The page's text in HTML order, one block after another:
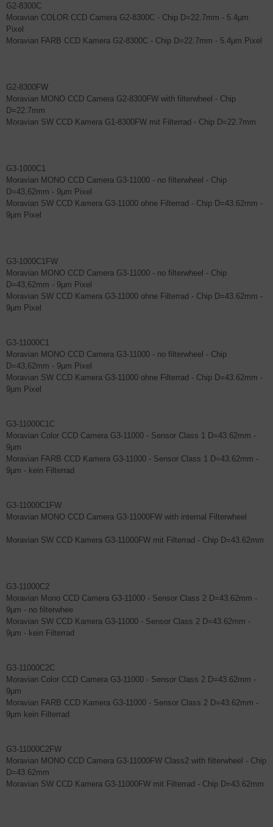
G2-8300C
Moravian COLOR CCD Camera G2-8300C - Chip D=22.7mm - 5.4µm
Pixel
Moravian FARB CCD Kamera G2-8300C - Chip D=22.7mm - 5.4µm Pixel
G2-8300FW
Moravian MONO CCD Camera G2-8300FW with filterwheel - Chip
D=22.7mm
Moravian SW CCD Kamera G1-8300FW mit Filterrad - Chip D=22.7mm
G3-1000C1
Moravian MONO CCD Camera G3-11000 - no filterwheel - Chip
D=43,62mm - 9µm Pixel
Moravian SW CCD Kamera G3-11000 ohne Filterrad - Chip D=43.62mm -
9µm Pixel
G3-1000C1FW
Moravian MONO CCD Camera G3-11000 - no filterwheel - Chip
D=43,62mm - 9µm Pixel
Moravian SW CCD Kamera G3-11000 ohne Filterrad - Chip D=43.62mm -
9µm Pixel
G3-11000C1
Moravian MONO CCD Camera G3-11000 - no filterwheel - Chip
D=43,62mm - 9µm Pixel
Moravian SW CCD Kamera G3-11000 ohne Filterrad - Chip D=43.62mm -
9µm Pixel
G3-11000C1C
Moravian Color CCD Camera G3-11000 - Sensor Class 1 D=43.62mm -
9µm
Moravian FARB CCD Kamera G3-11000 - Sensor Class 1 D=43.62mm -
9µm - kein Filterrad
G3-11000C1FW
Moravian MONO CCD Camera G3-11000FW with internal Filterwheel
Moravian SW CCD Kamera G3-11000FW mit Filterrad - Chip D=43.62mm
G3-11000C2
Moravian Mono CCD Camera G3-11000 - Sensor Class 2 D=43.62mm -
9µm - no filterwhee
Moravian SW CCD Kamera G3-11000 - Sensor Class 2 D=43.62mm -
9µm - kein Filterrad
G3-11000C2C
Moravian Color CCD Camera G3-11000 - Sensor Class 2 D=43.62mm -
9µm
Moravian FARB CCD Kamera G3-11000 - Sensor Class 2 D=43.62mm -
9µm kein Filterrad
G3-11000C2FW
Moravian MONO CCD Camera G3-11000FW Class2 with filterwheel - Chip
D=43.62mm
Moravian SW CCD Kamera G3-11000FW mit Filterrad - Chip D=43.62mm